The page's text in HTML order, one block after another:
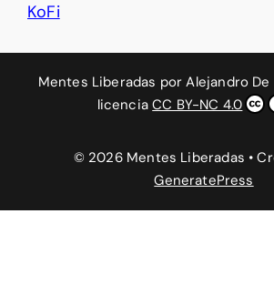
KoFi
Mentes Liberadas porAlejandro De
licenciaCC BY-NC 4.0
© 2026 Mentes Liberadas •
GeneratePress